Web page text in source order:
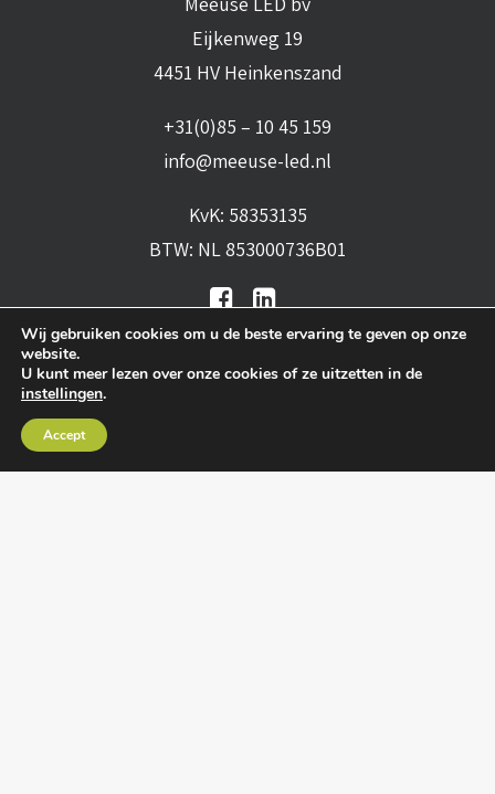
Eijkenweg 19
4451 HV Heinkenszand
+31(0)85 – 10 45 159
info@meeuse-led.nl
KvK: 58353135
BTW: NL 853000736B01
leveringsvoorwaarden
Wij gebruiken cookies om u de beste ervaring te geven op onze
website.
U kunt meer lezen over onze cookies of ze uitzetten in de
instellingen.
Accept